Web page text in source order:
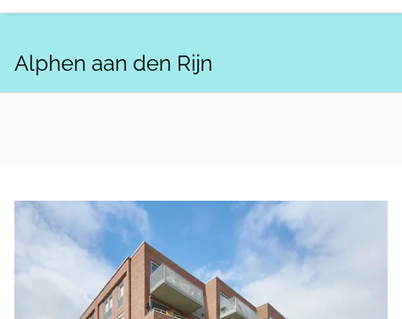
Alphen aan den Rijn